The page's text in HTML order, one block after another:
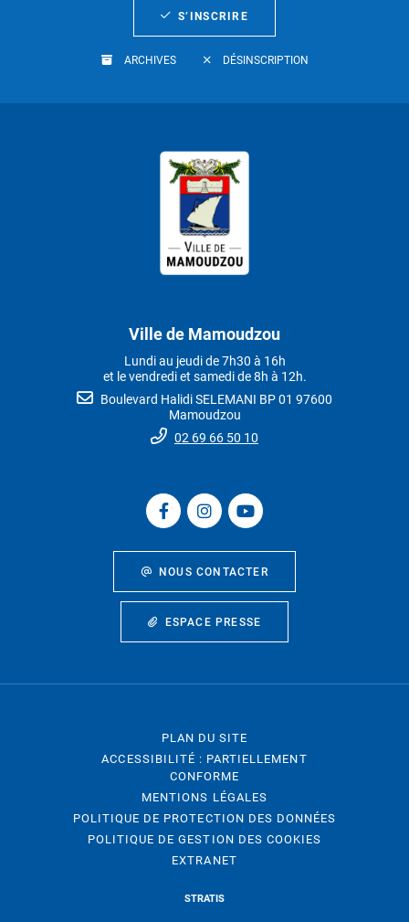
S’INSCRIRE
ARCHIVES DÉSINSCRIPTION
Ville de Mamoudzou
Lundi au jeudi de 7h30 à 16h
et le vendredi et samedi de 8h à 12h.
Boulevard Halidi SELEMANI BP 01 97600
Mamoudzou
02 69 66 50 10
NOUS CONTACTER
ESPACE PRESSE
PLAN DU SITE
ACCESSIBILITÉ : PARTIELLEMENT
CONFORME
MENTIONS LÉGALES
POLITIQUE DE PROTECTION DES DONNÉES
POLITIQUE DE GESTION DES COOKIES
EXTRANET
STRATIS